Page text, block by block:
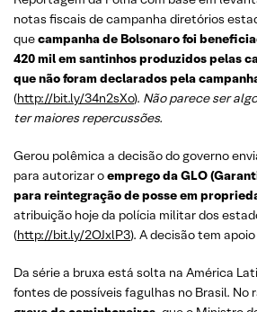
notas fiscais de campanha diretórios
quecampanha de Bolsonaro foi
420 mil em santinhos produzidos pelas
que não foram declarados pela
(http://bit.ly/34n2sXo). Não parece ser
ter maiores repercussões.
Gerou polêmica a decisão do governo
para autorizar oemprego da GLO
para reintegração de posse em
atribuição hoje da polícia militar dos
(http://bit.ly/2OJxlP3). A decisão tem
Da série a bruxa está solta na América
fontes de possíveis fagulhas no Brasil. No